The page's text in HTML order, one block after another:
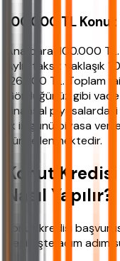
100.000 TL
Ana para: 100.000 TL.
Aylık taksit yaklaşık
126.000 TL. Toplam
Gördüğünüz gibi
Finansal
ilk iş günü piyasa
güncellenmektedir.
Konut
Nasıl Yapılır?
Konut kredisi
değil. İşte adım adım